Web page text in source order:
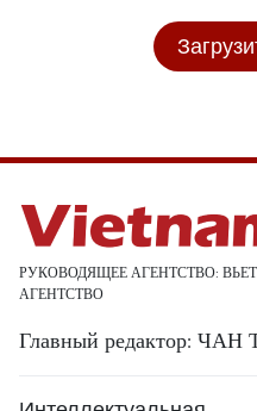
РУКОВОДЯЩЕЕ АГЕНТСТВО:
АГЕНТСТВО
Главный редактор: